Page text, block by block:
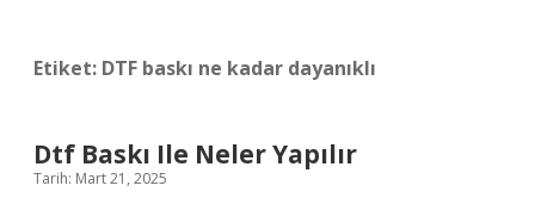
Etiket: DTF baskı ne kadar dayanıklı
Dtf Baskı Ile Neler Yapılır
Tarih: Mart 21, 2025